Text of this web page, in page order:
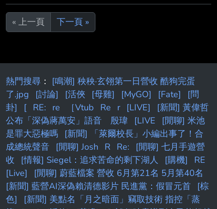
Ike 湖人隊先發 PG William Hickey SG Chris
Manon SF Adou Thiero PF Cameron Carr C
« 上一頁 下一頁 »
熱門搜尋 ： [鳴潮] 秧秧·玄翎第一日營收 酷狗完蛋
了.jpg
[討論] [活俠 [母雞] [MyGO] [Fate]
[問
卦]
[ RE: re ［Vtub Re r [LIVE]
[新聞] 黃偉哲
公布「深偽蔣萬安」語音 殷瑋
[LIVE
[閒聊] 米池
是罪大惡極嗎
[新聞] 「萊爾校長」小編出事了！合
成總統聲音
[閒聊] Josh R Re:
[閒聊] 七月手遊營
收
[情報] Siegel：追求苦命的剩下湖人 [購機]
RE
[Live]
[閒聊] 蔚藍檔案 營收 6月第21名 5月第40名
[新聞] 藍營AI深偽賴清德影片 民進黨：假冒元首
[棕
色]
[新聞] 美點名「月之暗面」竊取技術 指控「蒸